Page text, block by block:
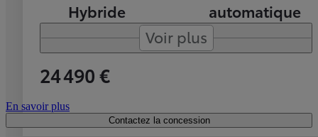
Hybride
automatique
Voir plus
24 490 €
En savoir plus
Contactez la concession